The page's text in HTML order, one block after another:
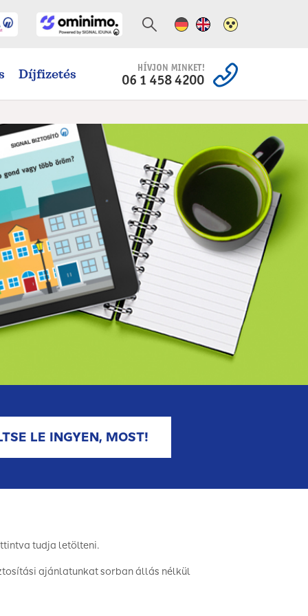
Német változat
Angol változat
Díjfizetés
LE INGYEN, MOST!
tudja letölteni.
ajánlatunkat sorban állás nélkül